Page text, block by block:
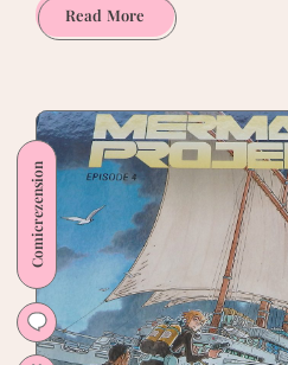
Read MoreMermaid
Project.
von
Leo/Jamar/Simon
(Abschlussband)
Comicrezension